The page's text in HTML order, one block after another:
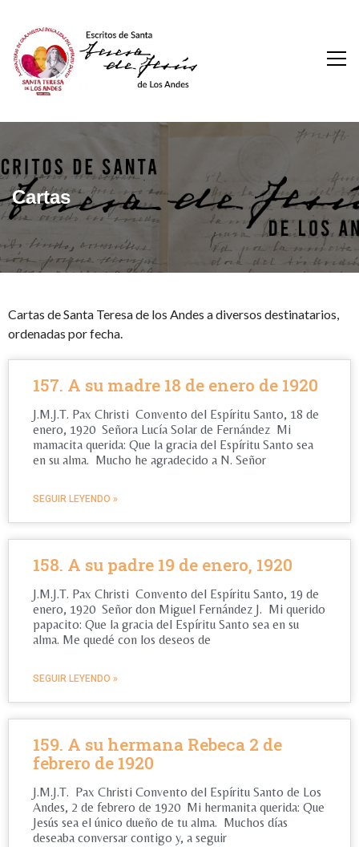
Cartas
Cartas de Santa Teresa de los Andes a diversos destinatarios,
ordenadas por fecha.
157. A su madre 18 de enero de 1920
J.M.J.T. Pax Christi Convento del Espíritu Santo, 18 de
enero, 1920 Señora Lucía Solar de Fernández Mi
mamacita querida: Que la gracia del Espíritu Santo sea
en su alma. Mucho he agradecido a N. Señor
SEGUIR LEYENDO »
158. A su padre 19 de enero, 1920
J.M.J.T. Pax Christi Convento del Espíritu Santo, 19 de
enero, 1920 Señor don Miguel Fernández J. Mi querido
papacito: Que la gracia del Espíritu Santo sea en su
alma. Me quedé con los deseos de
SEGUIR LEYENDO »
159. A su hermana Rebeca 2 de
febrero de 1920
J.M.J.T. Pax Christi Convento del Espíritu Santo de Los
Andes, 2 de febrero de 1920 Mi hermanita querida: Que
Jesús sea el único dueño de tu alma. Muchos días
deseaba conversar contigo y, a seguir